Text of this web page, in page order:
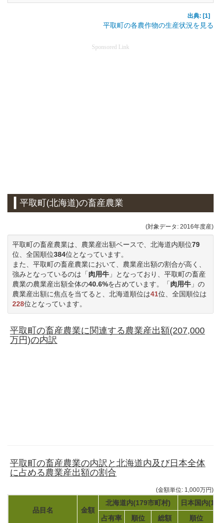
出典: [1]
平取町の各農作物の生産状況を見る
Sponsored Link
平取町(北海道)の畜産農業
(対象データ: 2016年度産)
平取町の畜産農業は、農業産出額ベースで、北海道内順位79
位、全国順位384位となっています。
また、平取町の畜産農業において、農業産出額の割合が高く、
強みとなっているのは「肉用牛 」となっており、平取町の畜産
農業の農業産出額全体の40.6%を占めています。「肉用牛 」の
農業産出額に焦点を当てると、北海道順位は41位、全国順位は
228位となっています。
平取町の畜産農業に関連する農業産出額(207,000
万円)の内訳
平取町の畜産農業の内訳と北海道内及び日本全体
に占める農業産出額の割合
(金額単位: 1,000万円)
品目名 金額
北海道内(179市町村)
日本国内
占有率
順位 総額
順位